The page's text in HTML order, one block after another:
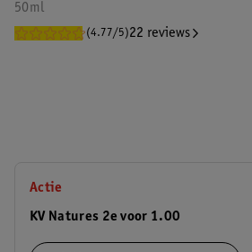
50ml
(4.77/5)22 reviews
Actie
KV Natures 2e voor 1.00